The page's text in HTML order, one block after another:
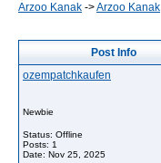
Arzoo Kanak ->Arzoo Kanak
Post Info
ozempatchkaufen
Newbie
Status: Offline
Posts: 1
Date: Nov 25, 2025